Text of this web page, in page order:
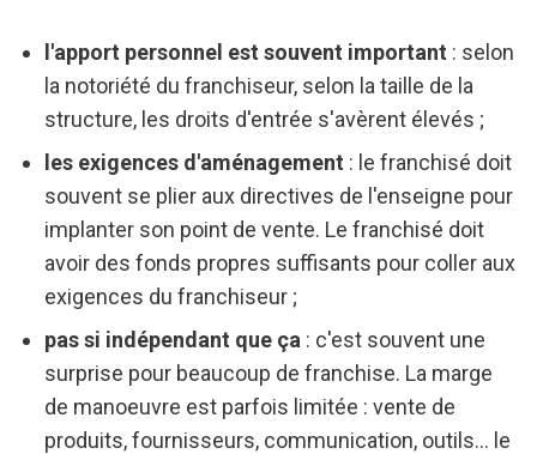
l'apport personnel est souvent important : selon
la notoriété du franchiseur, selon la taille de la
structure, les droits d'entrée s'avèrent élevés ;
les exigences d'aménagement : le franchisé doit
souvent se plier aux directives de l'enseigne pour
implanter son point de vente. Le franchisé doit
avoir des fonds propres suffisants pour coller aux
exigences du franchiseur ;
pas si indépendant que ça : c'est souvent une
surprise pour beaucoup de franchise. La marge
de manoeuvre est parfois limitée : vente de
produits, fournisseurs, communication, outils... le